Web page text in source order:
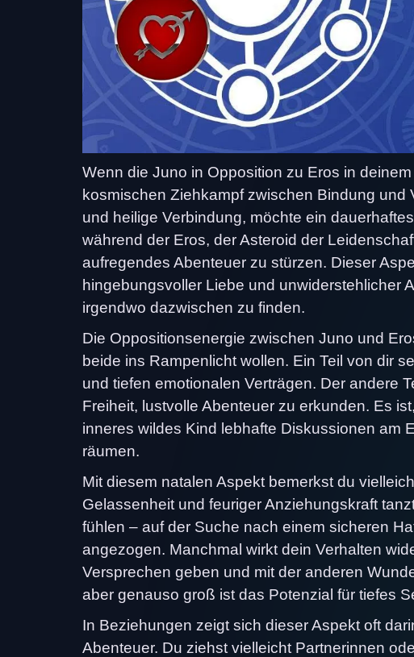
Wenn die Juno in Opposition zu Eros in
kosmischen Ziehkampf zwischen Bindung und
und heilige Verbindung, möchte ein
während der Eros, der Asteroid der
aufregendes Abenteuer zu stürzen. Dieser
hingebungsvoller Liebe und unwiderstehlicher
irgendwo dazwischen zu finden.
Die Oppositionsenergie zwischen Juno und
beide ins Rampenlicht wollen. Ein Teil von dir
und tiefen emotionalen Verträgen. Der andere
Freiheit, lustvolle Abenteuer zu erkunden. Es
inneres wildes Kind lebhafte Diskussionen am
räumen.
Mit diesem natalen Aspekt bemerkst du
Gelassenheit und feuriger Anziehungskraft
fühlen – auf der Suche nach einem sicheren
angezogen. Manchmal wirkt dein Verhalten
Versprechen geben und mit der anderen
aber genauso groß ist das Potenzial für tiefes
In Beziehungen zeigt sich dieser Aspekt oft
Abenteuer. Du ziehst vielleicht Partnerinnen